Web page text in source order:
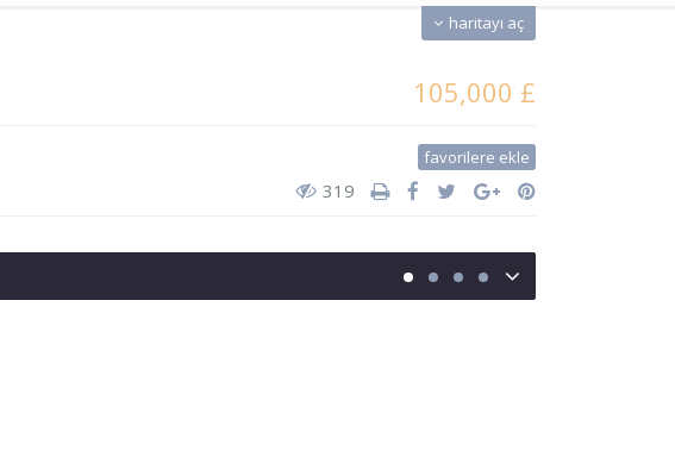
haritayı aç
105,000 £
favorilere ekle
319